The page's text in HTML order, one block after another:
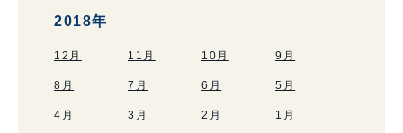
2018年
12月 11月 10月 9月
8月 7月 6月 5月
4月 3月 2月 1月